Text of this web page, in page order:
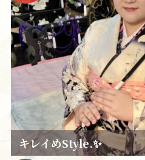
キレイめStyle.✨️